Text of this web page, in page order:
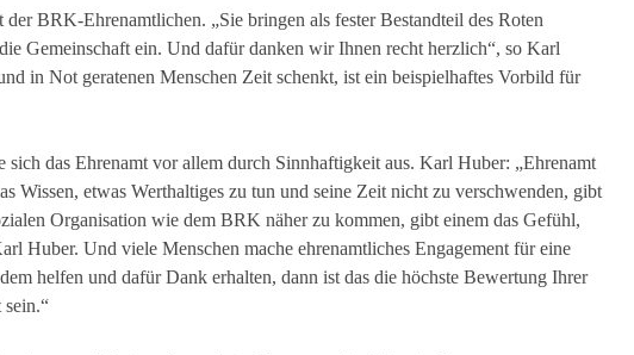
BRK-Ehrenamtlichen. „Sie bringen als fester Bestandteil des Roten
Gemeinschaft ein. Und dafür danken wir Ihnen recht herzlich“, so Karl
in Not geratenen Menschen Zeit schenkt, ist ein beispielhaftes Vorbild für
das Ehrenamt vor allem durch Sinnhaftigkeit aus. Karl Huber: „Ehrenamt
etwas Werthaltiges zu tun und seine Zeit nicht zu verschwenden, gibt
Organisation wie dem BRK näher zu kommen, gibt einem das Gefühl,
Huber. Und viele Menschen mache ehrenamtliches Engagement für eine
helfen und dafür Dank erhalten, dann ist das die höchste Bewertung Ihrer